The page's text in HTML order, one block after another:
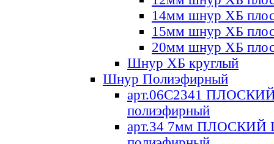
14мм шнур ХБ
15мм шнур ХБ
20мм шнур ХБ
Шнур ХБ круглый
Шнур Полиэфирный
арт.06С2341
полиэфирный
арт.34 7мм ПЛОСКИЙ